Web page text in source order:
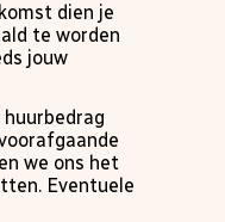
dien je
te worden
jouw
we ons het
Eventuele